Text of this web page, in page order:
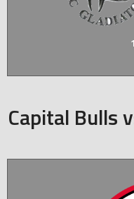
Capital Bulls